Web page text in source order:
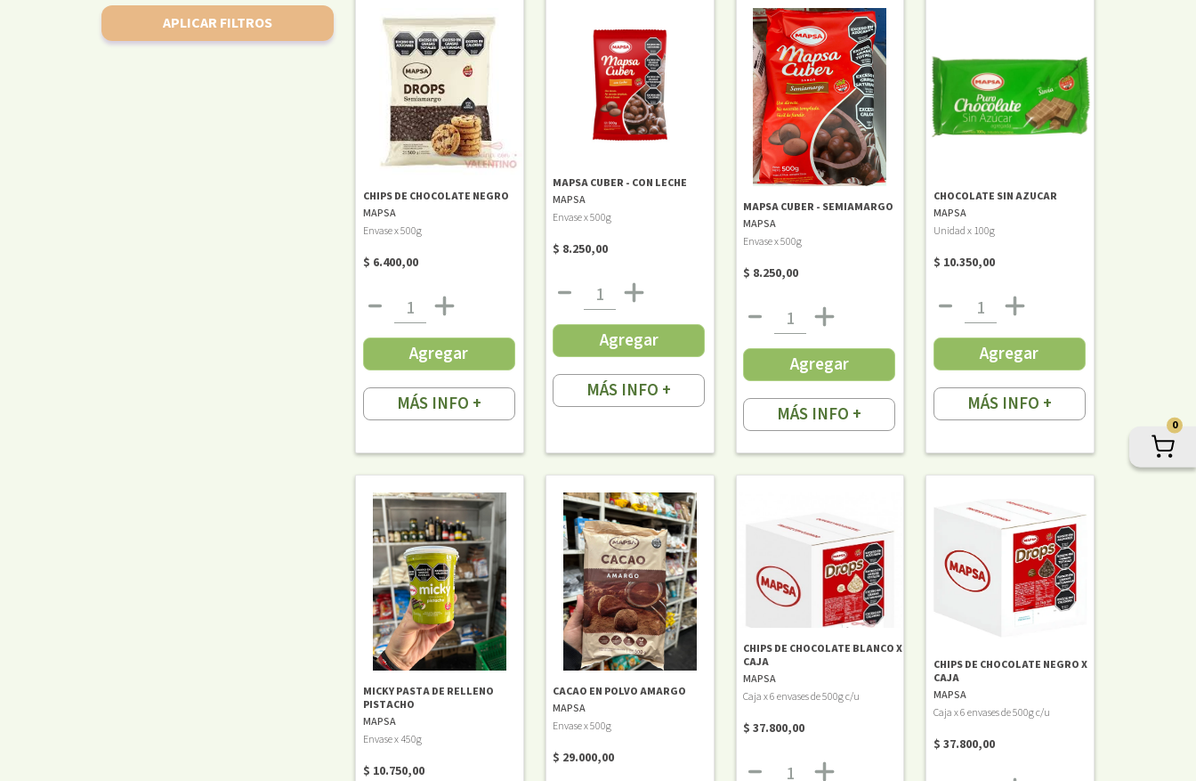
APLICAR FILTROS
CHIPS DE CHOCOLATE NEGRO
MAPSA
Envase x 500g
$ 6.400,00
Agregar
MÁS INFO +
MAPSA CUBER - CON LECHE
MAPSA
Envase x 500g
$ 8.250,00
Agregar
MÁS INFO +
MAPSA CUBER - SEMIAMARGO
MAPSA
Envase x 500g
$ 8.250,00
Agregar
MÁS INFO +
CHOCOLATE SIN AZUCAR
MAPSA
Unidad x 100g
$ 10.350,00
Agregar
MÁS INFO +
MICKY PASTA DE RELLENO
PISTACHO
MAPSA
Envase x 450g
$ 10.750,00
CACAO EN POLVO AMARGO
MAPSA
Envase x 500g
$ 29.000,00
CHIPS DE CHOCOLATE BLANCO X
CAJA
MAPSA
Caja x 6 envases de 500g c/u
$ 37.800,00
CHIPS DE CHOCOLATE NEGRO X
CAJA
MAPSA
Caja x 6 envases de 500g c/u
$ 37.800,00
0